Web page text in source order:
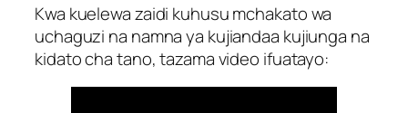
Kwa kuelewa zaidi kuhusu mchakato wa
uchaguzi na namna ya kujiandaa kujiunga na
kidato cha tano, tazama video ifuatayo: